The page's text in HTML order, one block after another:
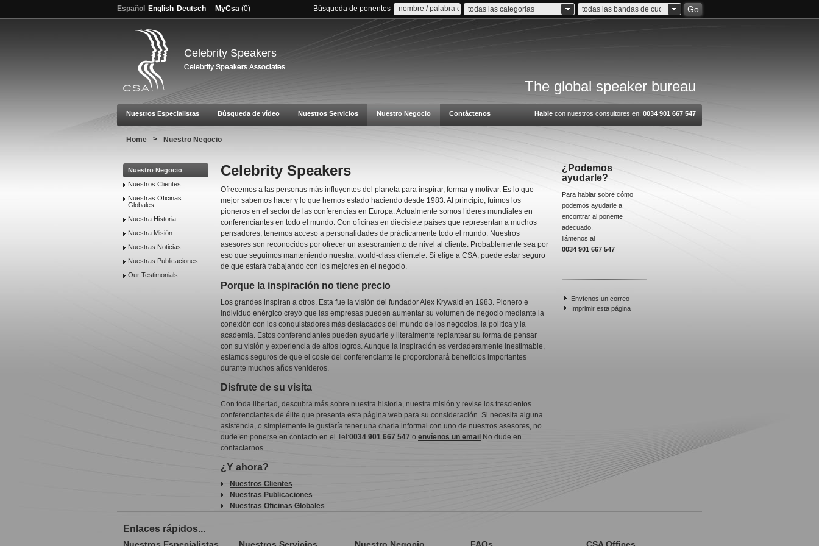
Español English Deutsch MyCsa (0) Búsqueda de ponentes todas las categorias todas las bandas de cuota Go
Celebrity Speakers
The global speaker bureau
Nuestros Especialistas Búsqueda de vídeo Nuestros Servicios Nuestro Negocio Contáctenos Hable con nuestros consultores en: 0034 901 667 547
Home > Nuestro Negocio
Nuestro Negocio
Nuestros Clientes
Nuestras Oficinas
Globales
Nuestra Historia
Nuestra Misión
Nuestras Noticias
Nuestras Publicaciones
Our Testimonials
Celebrity Speakers
Ofrecemos a las personas más influyentes del planeta para inspirar, formar y motivar. Es lo que
mejor sabemos hacer y lo que hemos estado haciendo desde 1983. Al principio, fuimos los
pioneros en el sector de las conferencias en Europa. Actualmente somos líderes mundiales en
conferenciantes en todo el mundo. Con oficinas en diecisiete países que representan a muchos
pensadores, tenemos acceso a personalidades de prácticamente todo el mundo. Nuestros
asesores son reconocidos por ofrecer un asesoramiento de nivel al cliente. Probablemente sea por
eso que seguimos manteniendo nuestra, world-class clientele. Si elige a CSA, puede estar seguro
de que estará trabajando con los mejores en el negocio.
Porque la inspiración no tiene precio
Los grandes inspiran a otros. Esta fue la visión del fundador Alex Krywald en 1983. Pionero e
individuo enérgico creyó que las empresas pueden aumentar su volumen de negocio mediante la
conexión con los conquistadores más destacados del mundo de los negocios, la política y la
academia. Estos conferenciantes pueden ayudarle y literalmente replantear su forma de pensar
con su visión y experiencia de altos logros. Aunque la inspiración es verdaderamente inestimable,
estamos seguros de que el coste del conferenciante le proporcionará beneficios importantes
durante muchos años venideros.
Disfrute de su visita
Con toda libertad, descubra más sobre nuestra historia, nuestra misión y revise los trescientos
conferenciantes de élite que presenta esta página web para su consideración. Si necesita alguna
asistencia, o simplemente le gustaría tener una charla informal con uno de nuestros asesores, no
dude en ponerse en contacto en el Tel:0034 901 667 547 o envíenos un email No dude en
contactarnos.
¿Y ahora?
Nuestros Clientes
Nuestras Publicaciones
Nuestras Oficinas Globales
¿Podemos
ayudarle?
Para hablar sobre cómo
podemos ayudarle a
encontrar al ponente
adecuado,
llámenos al
0034 901 667 547
Envíenos un correo
Imprimir esta página
Enlaces rápidos...